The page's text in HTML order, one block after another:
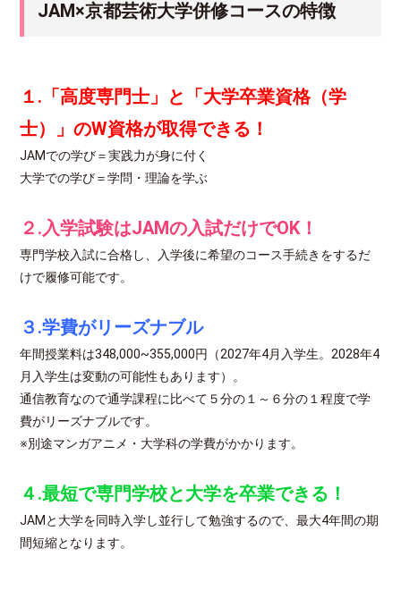
JAM×京都芸術大学併修コースの特徴
１.「高度専門士」と「大学卒業資格（学
士）」のW資格が取得できる！
JAMでの学び＝実践力が身に付く
大学での学び＝学問・理論を学ぶ
２.入学試験はJAMの入試だけでOK！
専門学校入試に合格し、入学後に希望のコース手続きをするだ
けで履修可能です。
３.学費がリーズナブル
年間授業料は348,000~355,000円（2027年4月入学生。2028年4
月入学生は変動の可能性もあります）。
通信教育なので通学課程に比べて５分の１～６分の１程度で学
費がリーズナブルです。
※別途マンガアニメ・大学科の学費がかかります。
４.最短で専門学校と大学を卒業できる！
JAMと大学を同時入学し並行して勉強するので、最大4年間の期
間短縮となります。